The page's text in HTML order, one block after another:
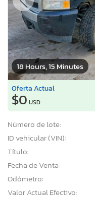
18 Hours, 15 Minutes
Oferta Actual
$0 USD
Número de lote:
ID vehicular (VIN):
Título:
Fecha de Venta:
Odómetro:
Valor Actual Efectivo: